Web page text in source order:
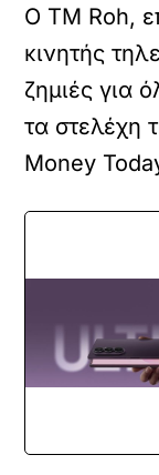
Ο TM Roh,
κινητής
ζημιές για
τα στελέχη
Money